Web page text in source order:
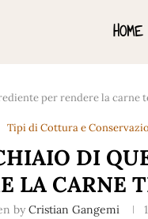
HOME
per rendere la carne
Tipi di Cottura e
DI
LA CARNE
by Cristian Gangemi